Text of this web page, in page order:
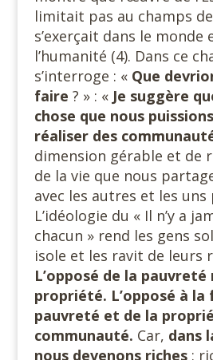
limitait pas au champs de
s’exerçait dans le
l’humanité (4). Dans ce
s’interroge : « Que
faire ? » : « Je suggère
chose que nous
réaliser des
dimension gérable et de
de la vie que nous
avec les autres et les
L’idéologie du « Il n’y a
chacun » rend les gens
isole et les ravit de leurs
L’opposé de la pauvreté
propriété. L’opposé à la
pauvreté et de la
communauté. Car, dans
nous devenons riches :